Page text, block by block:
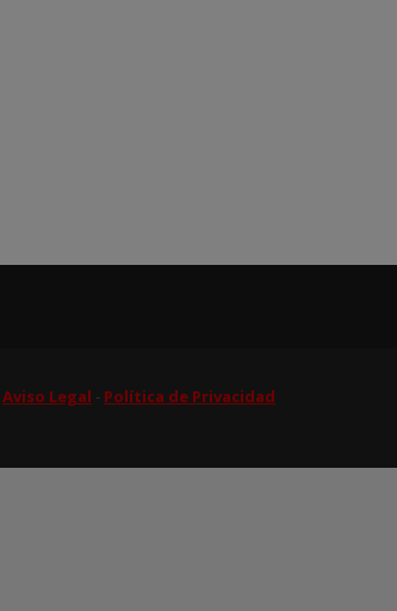
Aviso Legal - Política de Privacidad